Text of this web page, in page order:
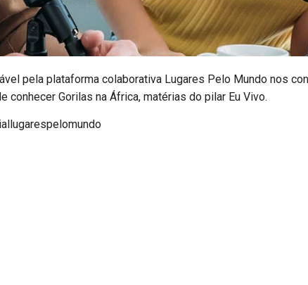
pela plataforma colaborativa Lugares Pelo Mundo nos
conhecer Gorilas na África, matérias do pilar Eu Vivo.